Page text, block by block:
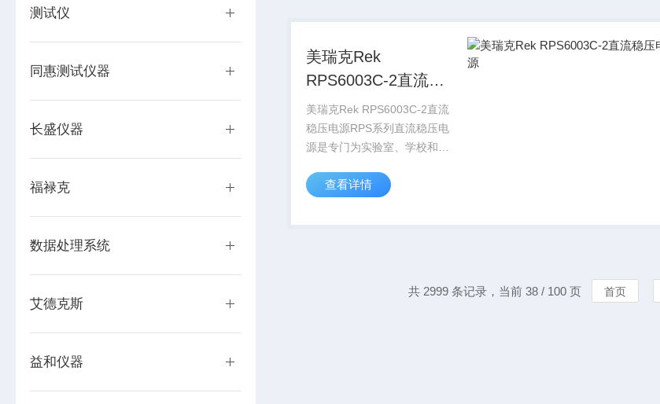
测试仪
同惠测试仪器
长盛仪器
福禄克
数据处理系统
艾德克斯
益和仪器
美瑞克Rek
RPS6003C-2直流稳
压电源
美瑞克Rek RPS6003C-2直流
稳压电源RPS系列直流稳压电
源是专门为实验室、学校和生
压和输出负载电流都可在0和
限流保护功能及自带一个
查看详情
共 2999 条记录，当前 38 / 100 页 首页